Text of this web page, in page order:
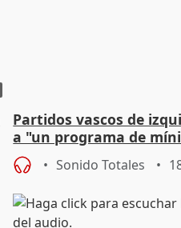
Partidos vascos de
a "un programa de
la extrema derecha
Sonido Totales